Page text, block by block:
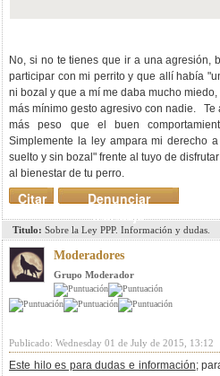
No, si no te tienes que ir a una agresión,
participar con mi perrito y que allí había
ni bozal y que a mí me daba mucho
más mínimo gesto agresivo con nadie. Te
más peso que el buen
Simplemente la ley ampara mi derecho
suelto y sin bozal" frente al tuyo de
al bienestar de tu perro.
Denunciar
mensaje
Citar
Titulo: Sobre la Ley PPP. Información y dudas.
Moderadores
Grupo Moderador
Publicado: Wednesday 01 de July de 2015, 13:12
Este hilo es para dudas e información;